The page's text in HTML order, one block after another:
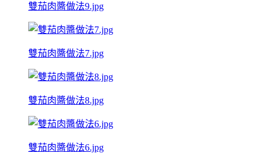
雙茄肉醬做法9.jpg
雙茄肉醬做法7.jpg
雙茄肉醬做法8.jpg
雙茄肉醬做法6.jpg